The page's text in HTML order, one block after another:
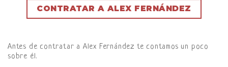
CONTRATAR A ALEX FERNÁNDEZ
Antes de contratar a Alex Fernández te contamos un poco
sobre él.